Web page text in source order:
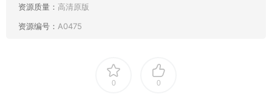
资源质量： 高清原版
资源编号： A0475
0 0